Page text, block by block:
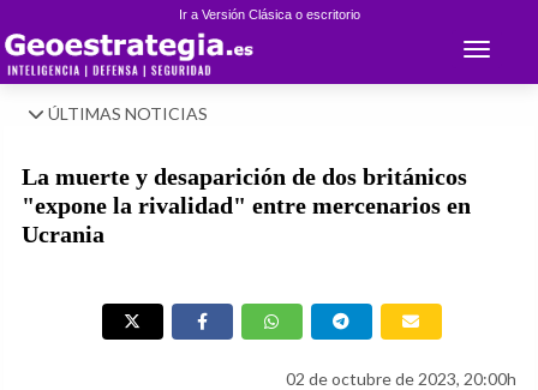
Ir a Versión Clásica o escritorio
Toggle
ÚLTIMAS NOTICIAS
La muerte y desaparición de dos británicos
"expone la rivalidad" entre mercenarios en
Ucrania
02 de octubre de 2023, 20:00h